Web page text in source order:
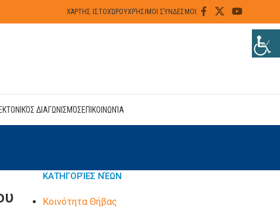
ΧΆΡΤΗΣ ΙΣΤΟΧΏΡΟΥΧΡΉΣΙΜΟΙ ΣΎΝΔΕΣΜΟΙ
ΔΙΑΓΩΝΙΣΜΌΣΕΠΙΚΟΙΝΩΝΊΑ
ΚΑΤΗΓΟΡΊΕΣ ΝΈΩΝ
Kοινότητα Θήβας